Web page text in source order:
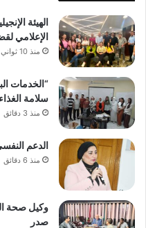
الهيئة
الإعلامي
منذ 10 ثواني
“الخدمات
سلامة الغذاء
منذ 3 دقائق
الدعم
منذ 6 دقائق
وكيل صحة
صدر